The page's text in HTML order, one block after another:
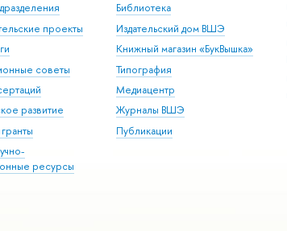
проекты
советы
развитие
ресурсы
Библиотека
Издательский дом ВШЭ
Книжный магазин «БукВышка»
Типография
Медиацентр
Журналы ВШЭ
Публикации